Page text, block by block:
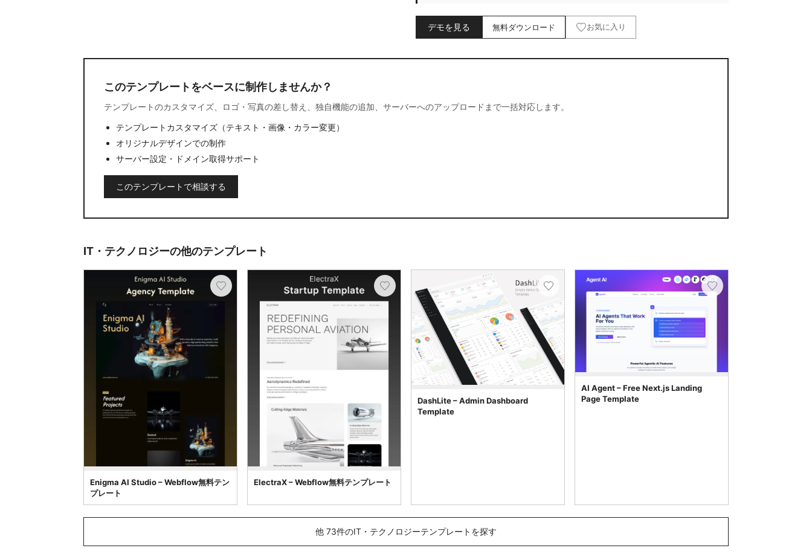
デモを見る 無料ダウンロード お気に入り
このテンプレートをベースに制作しませんか？
テンプレートのカスタマイズ、ロゴ・写真の差し替え、独自機能の追加、サーバーへのアップロードまで一括対応します。
テンプレートカスタマイズ（テキスト・画像・カラー変更）
オリジナルデザインでの制作
サーバー設定・ドメイン取得サポート
このテンプレートで相談する
IT・テクノロジーの他のテンプレート
Enigma AI Studio – Webflow無料テン
プレート
ElectraX – Webflow無料テンプレート
DashLite – Admin Dashboard
Template
AI Agent – Free Next.js Landing
Page Template
他 73件のIT・テクノロジーテンプレートを探す